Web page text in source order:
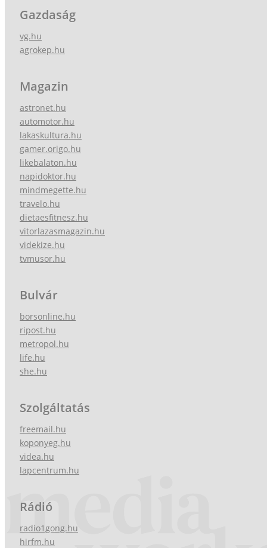
Gazdaság
vg.hu
agrokep.hu
Magazin
astronet.hu
automotor.hu
lakaskultura.hu
gamer.origo.hu
likebalaton.hu
napidoktor.hu
mindmegette.hu
travelo.hu
dietaesfitnesz.hu
vitorlazasmagazin.hu
videkize.hu
tvmusor.hu
Bulvár
borsonline.hu
ripost.hu
metropol.hu
life.hu
she.hu
Szolgáltatás
freemail.hu
koponyeg.hu
videa.hu
lapcentrum.hu
Rádió
radio1gong.hu
hirfm.hu